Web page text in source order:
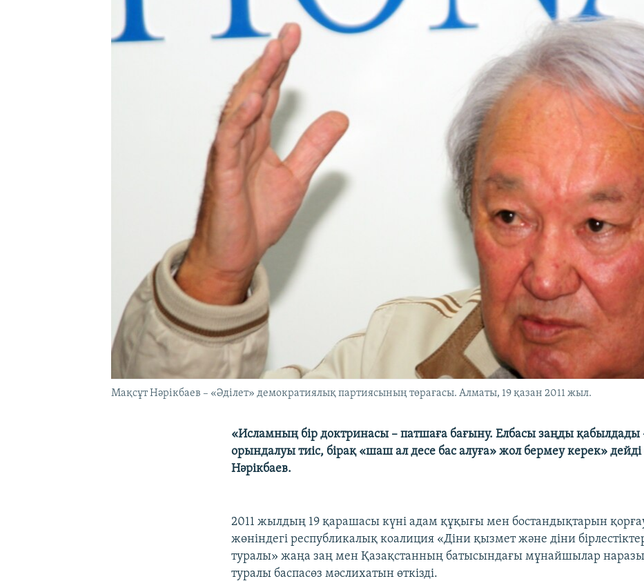
Мақсұт Нәрікбаев – «Әділет» демократиялық партиясының төрағасы. Алматы, 19 қазан 2011 жыл.
«Исламның бір доктринасы – патшаға бағыну. Елбасы заңды қабылдады
орындалуы тиіс, бірақ «шаш ал десе бас алуға» жол бермеу керек»
Нәрікбаев.
2011 жылдың 19 қарашасы күні адам құқығы мен бостандықтарын
жөніндегі республикалық коалиция «Діни қызмет және діни
туралы» жаңа заң мен Қазақстанның батысындағы мұнайшылар
туралы баспасөз мәслихатын өткізді.